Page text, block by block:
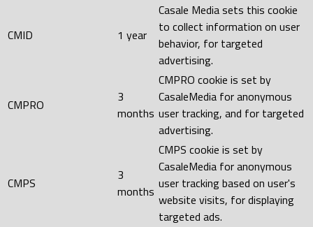
CMID 1 year
Casale Media sets this cookie
to collect information on user
behavior, for targeted
advertising.
CMPRO
3
months
CMPRO cookie is set by
CasaleMedia for anonymous
user tracking, and for targeted
advertising.
CMPS
3
months
CMPS cookie is set by
CasaleMedia for anonymous
user tracking based on user's
website visits, for displaying
targeted ads.